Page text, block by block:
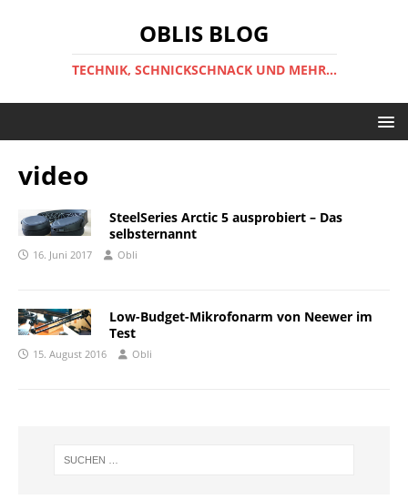
OBLIS BLOG
TECHNIK, SCHNICKSCHNACK UND MEHR...
video
SteelSeries Arctic 5 ausprobiert – Das
selbsternannt
16. Juni 2017 Obli
Low-Budget-Mikrofonarm von Neewer im
Test
15. August 2016 Obli